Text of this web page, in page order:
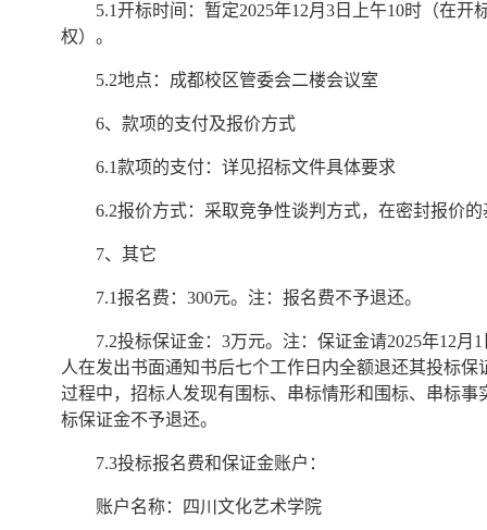
5.1开标时间：暂定2025年12月3日上午10时（在
权）。
5.2地点：成都校区管委会二楼会议室
6、款项的支付及报价方式
6.1款项的支付：详见招标文件具体要求
6.2报价方式：采取竞争性谈判方式，在密封报价
7、其它
7.1报名费：300元。注：报名费不予退还。
7.2投标保证金：3万元。注：保证金请2025年12
人在发出书面通知书后七个工作日内全额退还其投标
过程中，招标人发现有围标、串标情形和围标、串标
标保证金不予退还。
7.3投标报名费和保证金账户：
账户名称：四川文化艺术学院